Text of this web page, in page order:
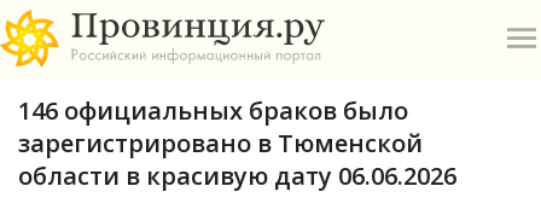
146 официальных браков было
зарегистрировано в Тюменской
области в красивую дату 06.06.2026